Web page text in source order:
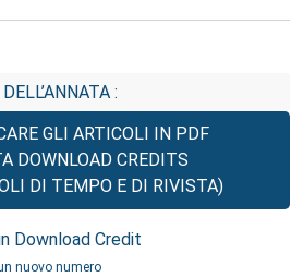
:
GLI ARTICOLI IN PDF
DOWNLOAD CREDITS
DI TEMPO E DI RIVISTA)
Download Credit
nuovo numero